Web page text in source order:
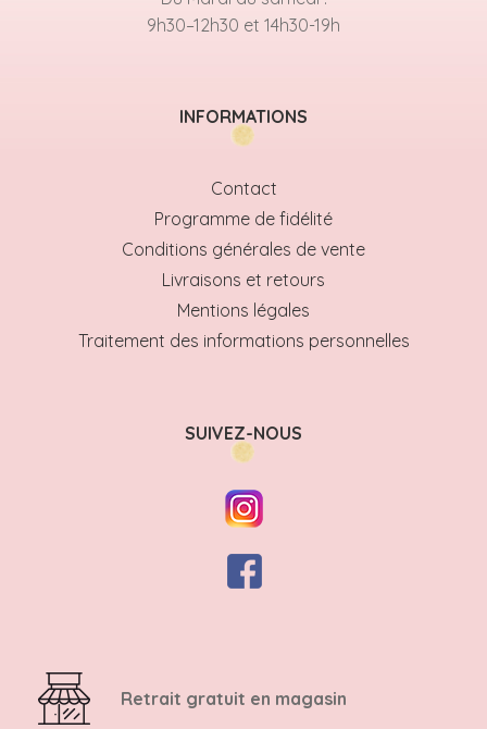
9h30–12h30 et 14h30-19h
INFORMATIONS
Contact
Programme de fidélité
Conditions générales de vente
Livraisons et retours
Mentions légales
Traitement des informations personnelles
SUIVEZ-NOUS
Retrait gratuit en magasin